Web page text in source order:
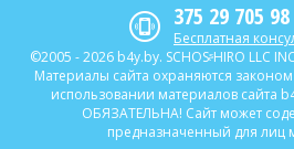
375 29 705
Бесплатная
©2005 - 2026 b4y.by. SCHOSᶳHIRO LLC
Материалы сайта охраняются
использовании материалов сайта
ОБЯЗАТЕЛЬНА! Сайт может
предназначенный для лиц